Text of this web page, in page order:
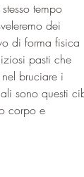
tempo
dei
di forma fisica
pasti che
bruciare i
sono questi
corpo e